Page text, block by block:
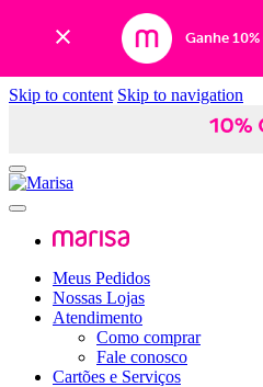
Ganhe
Skip to content Skip to navigation
Meus Pedidos
Nossas Lojas
Atendimento
Como comprar
Fale conosco
Cartões e Serviços